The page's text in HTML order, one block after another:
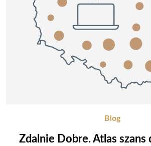
Blog
Zdalnie Dobre. Atlas szans